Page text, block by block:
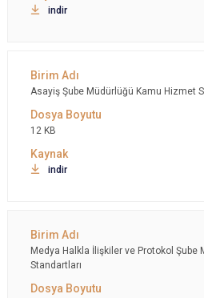
indir
Asayiş Şube Müdürlüğü Kamu Hizmet
12 KB
indir
Medya Halkla İlişkiler ve Protokol
Standartları